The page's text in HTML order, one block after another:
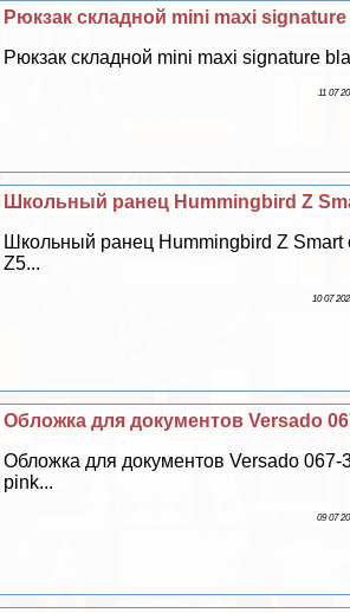
Рюкзак складной mini maxi
Рюкзак складной mini maxi signature
11 07
Школьный ранец Hummingbird Z
Школьный ранец Hummingbird Z Smart
Z5...
10 07
Обложка для документов Versado
Обложка для документов Versado 067-
pink...
09 07